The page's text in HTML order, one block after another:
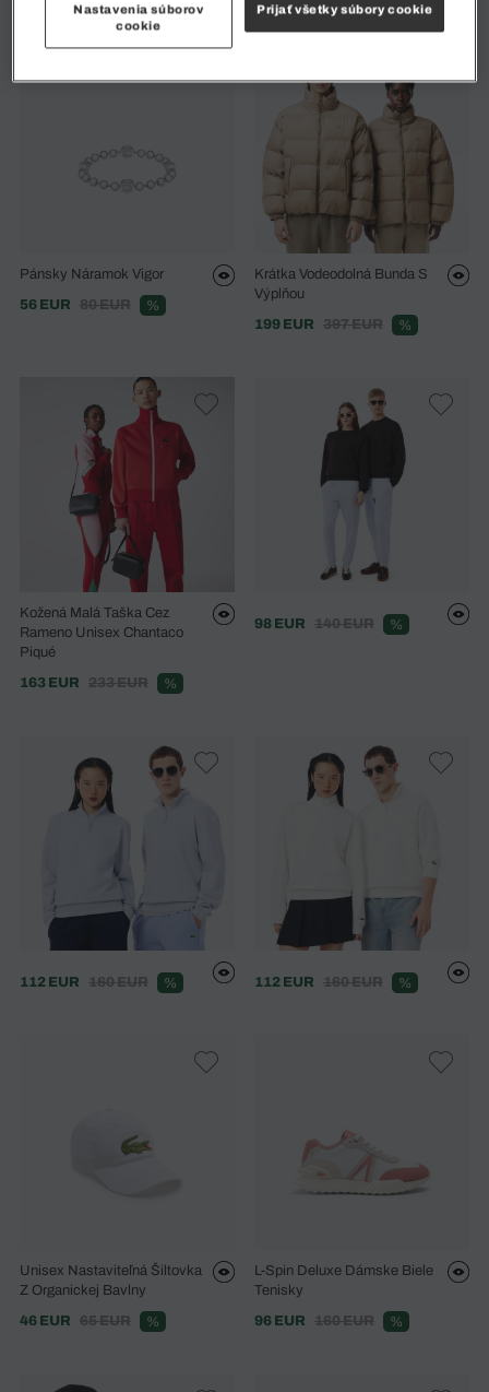
Pánsky Náramok Vigor
56 EUR
80 EUR %
Krátka Vodeodolná Bunda S
Výplňou
199 EUR
397 EUR %
Kožená Malá Taška Cez
Rameno Unisex Chantaco
Piqué
163 EUR
233 EUR %
98 EUR 140 EUR %
112 EUR 160 EUR % 112 EUR 160 EUR %
Unisex Nastaviteľná Šiltovka
Z Organickej Bavlny
46 EUR
65 EUR %
L-Spin Deluxe Dámske Biele
Tenisky
96 EUR
160 EUR %
Nastavenia súborov
cookie
Prijať všetky súbory cookie